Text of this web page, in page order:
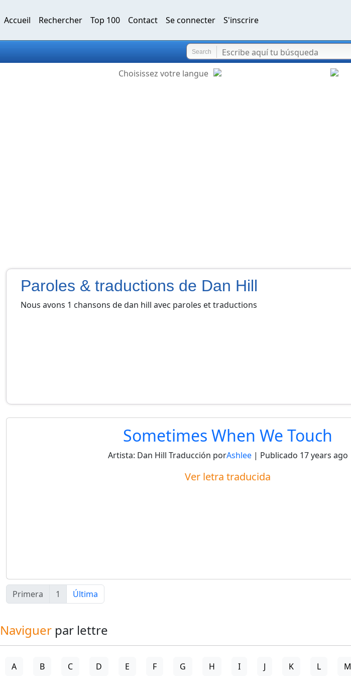
Accueil Rechercher Top 100 Contact Se connecter S'inscrire
Search
Choisissez votre langue
Paroles & traductions de Dan Hill
Nous avons 1 chansons de dan hill avec paroles et traductions
Sometimes When We Touch
Artista: Dan Hill Traducción porAshlee | Publicado 17 years ago
Ver letra traducida
Primera 1 Última
Naviguer par lettre
A B C D E F G H I J K L M